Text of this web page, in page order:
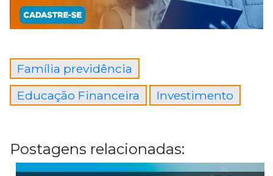
Família previdência
Educação Financeira
Investimento
Postagens relacionadas: